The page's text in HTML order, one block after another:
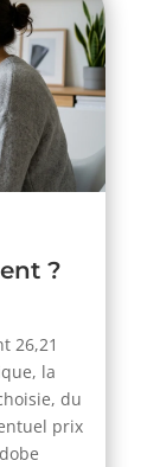
?
26,21
la
du
prix